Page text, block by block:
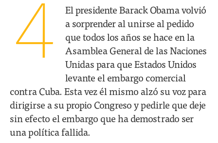
4
El presidente Barack Obama volvió
a sorprender al unirse al pedido
que todos los años se hace en la
Asamblea General de las Naciones
Unidas para que Estados Unidos
levante el embargo comercial
contra Cuba. Esta vez él mismo alzó su voz para
dirigirse a su propio Congreso y pedirle que deje
sin efecto el embargo que ha demostrado ser
una política fallida.